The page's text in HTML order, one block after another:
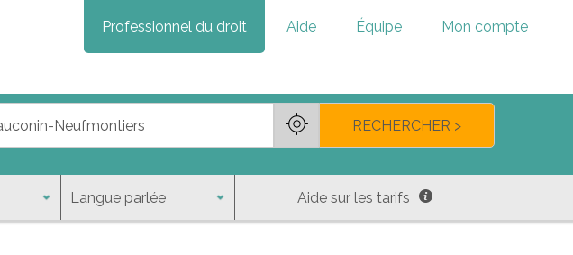
Professionnel du droit Aide Équipe Mon compte
RECHERCHER >
Aide sur les tarifs